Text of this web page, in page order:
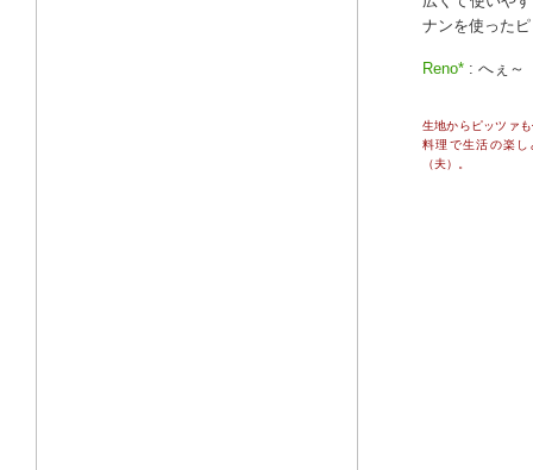
ナンを使った
Reno* : へぇ～
生地からピッツァ
料理で生活の楽
（夫）。